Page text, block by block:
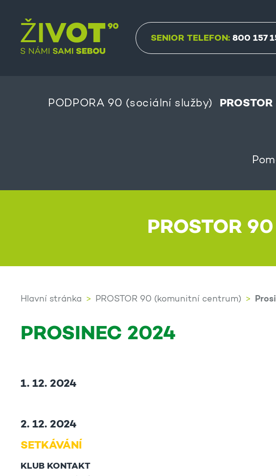
SENIOR TELEFON: 800 157
PODPORA 90 (sociální služby)
PROSTOR
Hlavní stránka PROSTOR 90 (komunitní centrum)
PROSINEC 2024
1. 12. 2024
2. 12. 2024
SETKÁVÁNÍ
KLUB KONTAKT